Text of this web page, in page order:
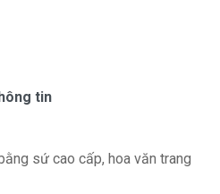
tin
sứ cao cấp, hoa văn trang